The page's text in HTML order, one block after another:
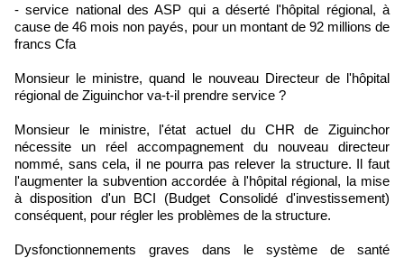
- service national des ASP qui a déserté l'hôpital régional, à
cause de 46 mois non payés, pour un montant de 92 millions de
francs Cfa
Monsieur le ministre, quand le nouveau Directeur de l'hôpital
régional de Ziguinchor va-t-il prendre service ?
Monsieur le ministre, l'état actuel du CHR de Ziguinchor
nécessite un réel accompagnement du nouveau directeur
nommé, sans cela, il ne pourra pas relever la structure. Il faut
l'augmenter la subvention accordée à l'hôpital régional, la mise
à disposition d'un BCI (Budget Consolidé d'investissement)
conséquent, pour régler les problèmes de la structure.
Dysfonctionnements graves dans le système de santé